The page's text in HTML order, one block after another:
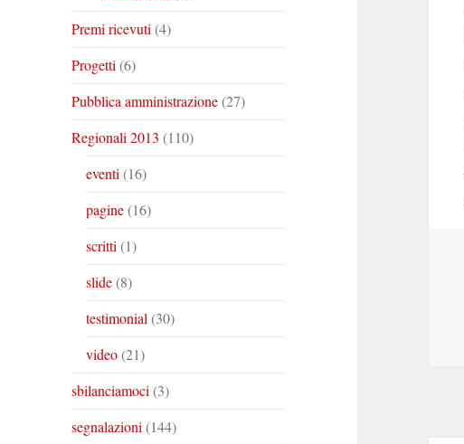
Premi ricevuti (4)
Progetti (6)
Pubblica amministrazione(27)
Regionali 2013 (110)
eventi (16)
pagine(16)
scritti (1)
slide(8)
testimonial (30)
video(21)
sbilanciamoci (3)
segnalazioni (144)